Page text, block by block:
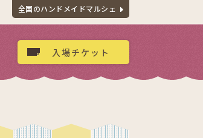
全国のハンドメイドマルシェ
入場チケット